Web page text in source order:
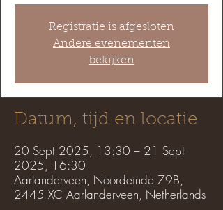
Registratie is afgesloten
Andere evenementen
bekijken
Datum, tijd en locatie
20 Sept 2025, 13:30 – 21 Sept
2025, 16:30
Aarlanderveen, Noordeinde 79B,
2445 XC Aarlanderveen, Netherlands